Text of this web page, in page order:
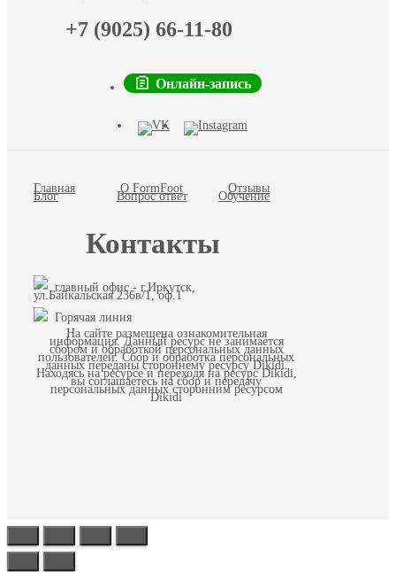
+7 (9025) 66-11-80
Онлайн-запись
Главная О FormFoot Отзывы
Блог Вопрос ответ Обучение
Контакты
главный офис - г.Иркутск,
ул.Байкальская 236в/1, оф.1
Горячая линия
На сайте размещена ознакомительная
информация. Данный ресурс не занимается
сбором и обработкой персональных данных
пользователей. Сбор и обработка персональных
данных переданы стороннему ресурсу Dikidi.
Находясь на ресурсе и переходя на ресурс Dikidi,
вы соглашаетесь на сбор и передачу
персональных данных сторонним ресурсом
Dikidi